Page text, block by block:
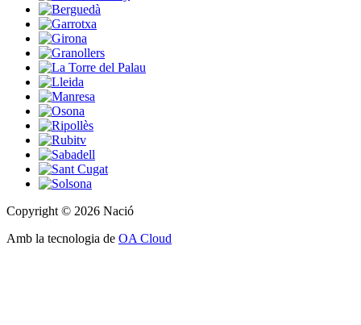
Copyright © 2026 Nació
Amb la tecnologia de OA Cloud